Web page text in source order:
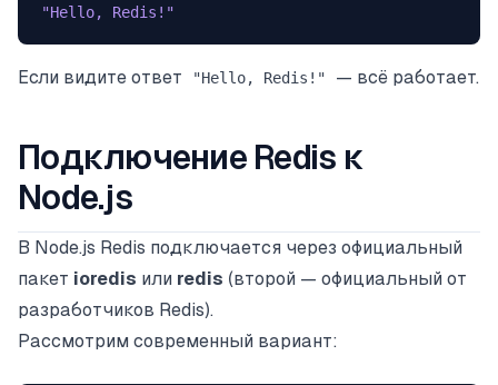
"Hello, Redis!"
Если видите ответ "Hello, Redis!" — всё работает.
Подключение Redis к
Node.js
В Node.js Redis подключается через официальный
пакет ioredis или redis (второй — официальный от
разработчиков Redis).
Рассмотрим современный вариант: